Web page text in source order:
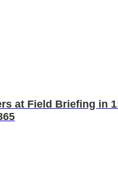
at Field Briefing in